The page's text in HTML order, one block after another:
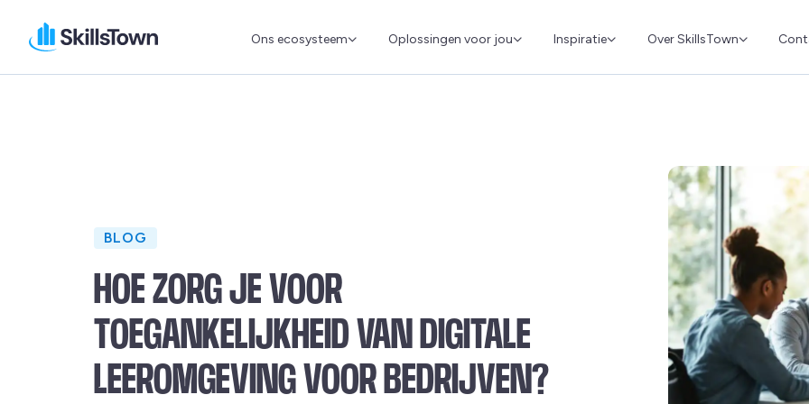
Ons ecosysteem Oplossingen voor jou Inspiratie Over SkillsTown
BLOG
HOE ZORG JE VOOR
TOEGANKELIJKHEID VAN DIGITALE
LEEROMGEVING VOOR BEDRIJVEN?